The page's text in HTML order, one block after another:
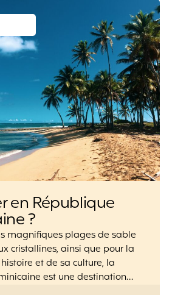
en République
?
magnifiques plages de sable
cristallines, ainsi que pour la
et de sa culture, la
est une destination…